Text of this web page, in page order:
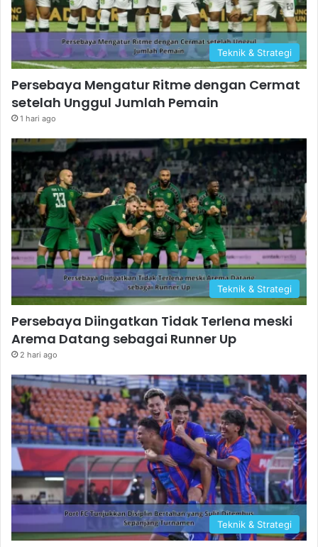
Teknik & Strategi
Persebaya Mengatur Ritme dengan Cermat
setelah Unggul Jumlah Pemain
1 hari ago
Teknik & Strategi
Persebaya Diingatkan Tidak Terlena meski
Arema Datang sebagai Runner Up
2 hari ago
Teknik & Strategi